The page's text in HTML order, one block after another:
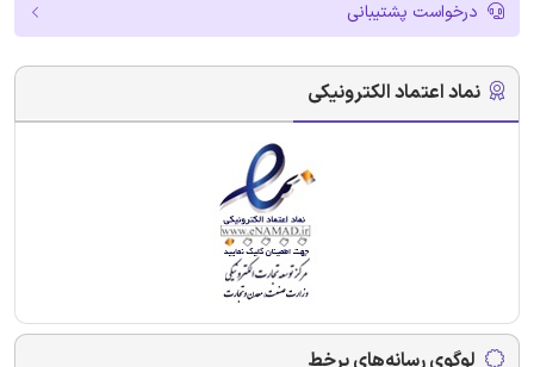
درخواست پشتیبانی
نماد اعتماد الکترونیکی